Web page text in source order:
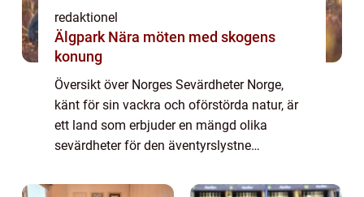
redaktionel
Älgpark Nära möten med skogens
konung
Översikt över Norges Sevärdheter Norge,
känt för sin vackra och oförstörda natur, är
ett land som erbjuder en mängd olika
sevärdheter för den äventyrslystne
hisnande bergstoppar och historiska